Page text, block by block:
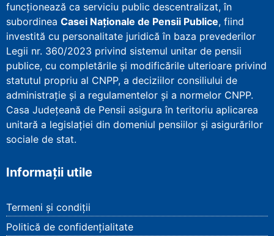
funcționează ca serviciu public descentralizat, în
subordinea Casei Naționale de Pensii Publice, fiind
investită cu personalitate juridică în baza prevederilor
Legii nr. 360/2023 privind sistemul unitar de pensii
publice, cu completările și modificările ulterioare privind
statutul propriu al CNPP, a deciziilor consiliului de
administrație și a regulamentelor și a normelor CNPP.
Casa Județeană de Pensii asigura în teritoriu aplicarea
unitară a legislației din domeniul pensiilor și asigurărilor
sociale de stat.
Informații utile
Termeni și condiții
Politică de confidențialitate